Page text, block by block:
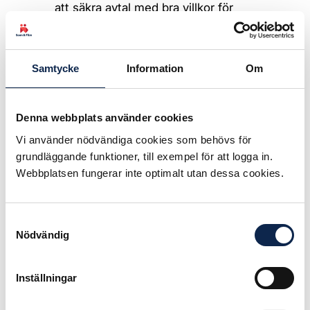
Samtycke Information Om
Denna webbplats använder cookies
Vi använder nödvändiga cookies som behövs för
grundläggande funktioner, till exempel för att logga in.
Webbplatsen fungerar inte optimalt utan dessa cookies.
Nödvändig
Inställningar
att säkra avtal med bra villkor för
upphovspersoner och utövare på en
erfarenheter kommer
Teaterförbundet och
en offensiv avtalspart, säger Simon
Norrthon, ordförande i
Teaterförbundets Rättighetsbolag.
roligt säger Christine Strindberg.
strategiskt och långsiktigt sätt värna
både på en nationell och